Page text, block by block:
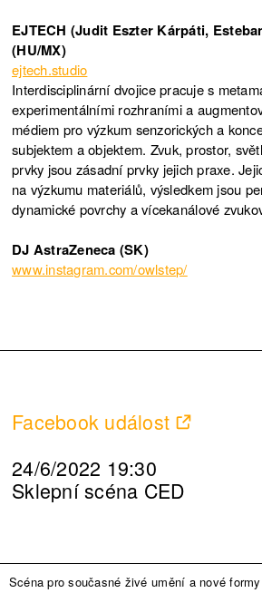
EJTECH (Judit Eszter Kárpáti,
(HU/MX)
ejtech.studio
Interdisciplinární dvojice pracuje s
experimentálními rozhraními a
médiem pro výzkum senzorických a
subjektem a objektem. Zvuk, prostor,
prvky jsou zásadní prvky jejich praxe.
na výzkumu materiálů, výsledkem jsou
dynamické povrchy a vícekanálové
DJ AstraZeneca (SK)
www.instagram.com/owlstep/
Facebook událost
24/6/2022 19:30
Sklepní scéna CED
Scéna pro současné živé umění a nové